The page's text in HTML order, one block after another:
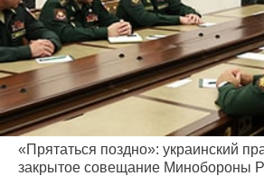
«Прятаться поздно»: украинский
закрытое совещание Минобороны